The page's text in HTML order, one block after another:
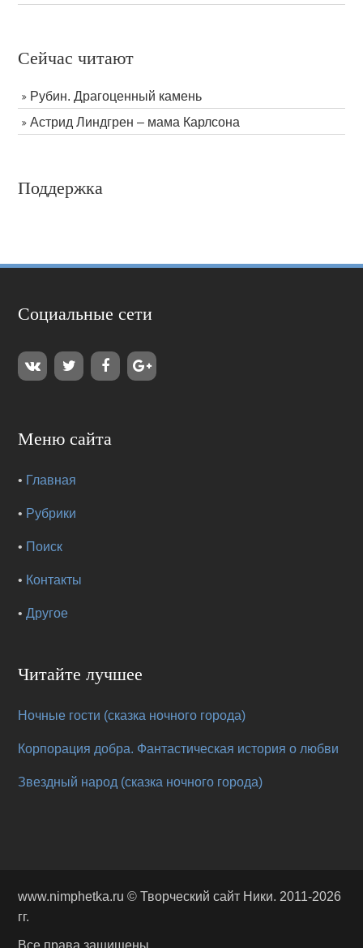
Сейчас читают
Рубин. Драгоценный камень
Астрид Линдгрен – мама Карлсона
Поддержка
Социальные сети
Меню сайта
• Главная
• Рубрики
• Поиск
• Контакты
•Другое
Читайте лучшее
Ночные гости (сказка ночного города)
Корпорация добра. Фантастическая история о любви
Звездный народ (сказка ночного города)
www.nimphetka.ru ©Творческий сайт Ники. 2011-2026
гг.
Все права защищены.